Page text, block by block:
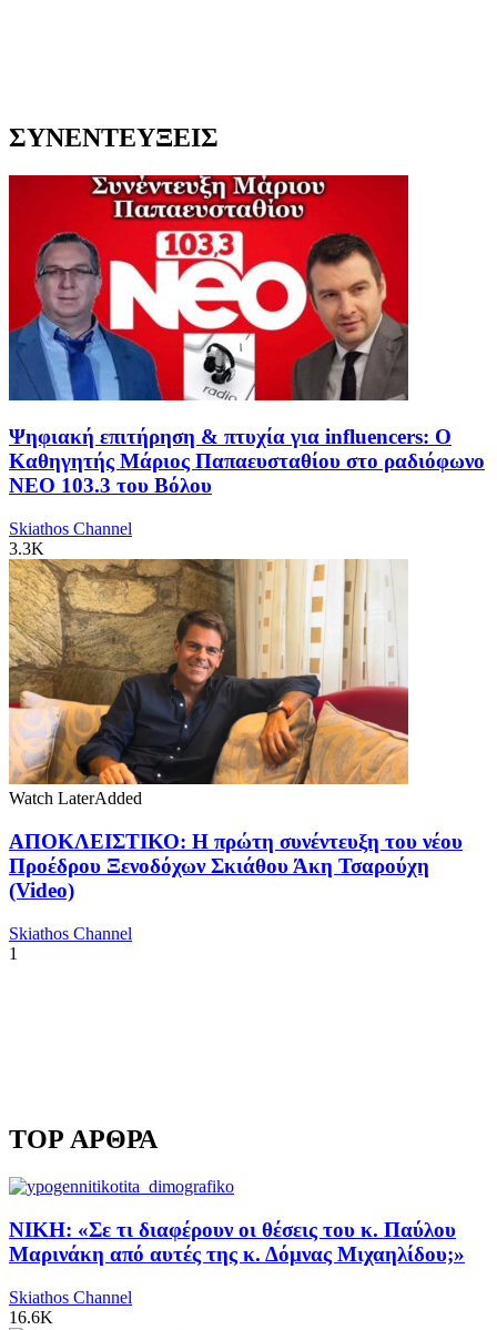
ΣΥΝΕΝΤΕΥΞΕΙΣ
Ψηφιακή επιτήρηση & πτυχία για influencers: Ο
Καθηγητής Μάριος Παπαευσταθίου στο ραδιόφωνο
NEO 103.3 του Βόλου
Skiathos Channel
3.3K
Watch LaterAdded
ΑΠΟΚΛΕΙΣΤΙΚΟ: Η πρώτη συνέντευξη του νέου
Προέδρου Ξενοδόχων Σκιάθου Άκη Τσαρούχη
(Video)
Skiathos Channel
1
TOP ΑΡΘΡΑ
ΝΙΚΗ: «Σε τι διαφέρουν οι θέσεις του κ. Παύλου
Μαρινάκη από αυτές της κ. Δόμνας Μιχαηλίδου;»
Skiathos Channel
16.6K